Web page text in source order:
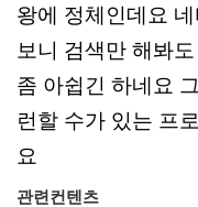
왕에 정체인데요
보니 검색만 해봐
좀 아쉽긴 하네요
런할 수가 있는 프
요
관련컨텐츠